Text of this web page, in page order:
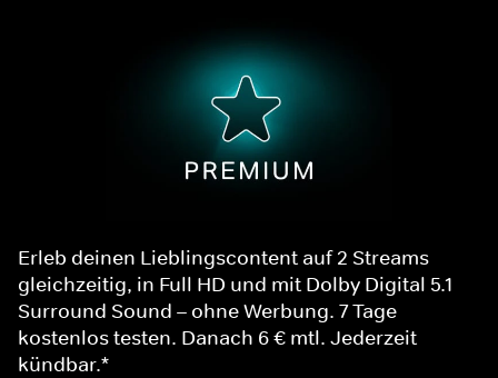
Erleb deinen Lieblingscontent auf 2 Streams
gleichzeitig, in Full HD und mit Dolby Digital 5.1
Surround Sound – ohne Werbung. 7 Tage
kostenlos testen. Danach 6 € mtl. Jederzeit
kündbar.*